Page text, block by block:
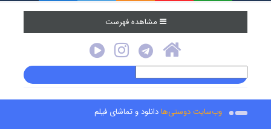
مشاهده فهرست
وب‌سایت دوستی‌هادانلود و تماشای فیلم